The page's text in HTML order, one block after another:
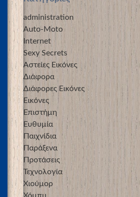
administration
Auto-Moto
Internet
Sexy Secrets
Αστείες Εικόνες
Διάφορα
Διάφορες Εικόνες
Εικόνες
Επιστήμη
Ευθυμία
Παιχνίδια
Παράξενα
Προτάσεις
Τεχνολογία
Χιούμορ
Χόμπυ